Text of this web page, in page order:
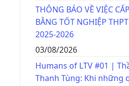
THÔNG BÁO VỀ VIỆC
BẰNG TỐT NGHIỆP
2025-2026
03/08/2026
Humans of LTV #01 |
Thanh Tùng: Khi những